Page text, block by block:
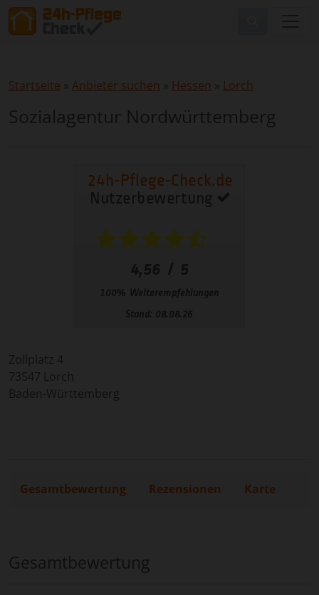
Startseite » Anbieter suchen » Hessen » Lorch
Sozialagentur Nordwürttemberg
Zollplatz 4
73547 Lorch
Baden-Württemberg
Gesamtbewertung Rezensionen Karte
Gesamtbewertung